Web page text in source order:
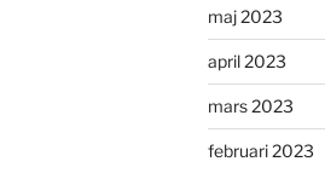
maj 2023
april 2023
mars 2023
februari 2023